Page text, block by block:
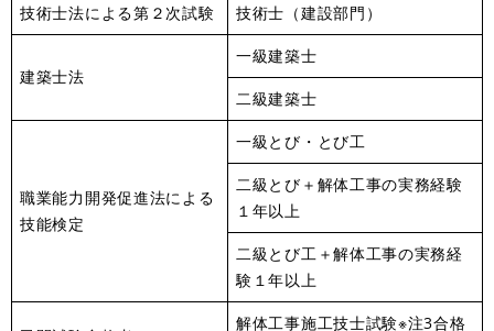
技術士法による第２次試験 技術士（建設部門）
建築士法
一級建築士
二級建築士
職業能力開発促進法による
技能検定
一級とび・とび工
二級とび＋解体工事の実務経験
１年以上
二級とび工＋解体工事の実務経
験１年以上
解体工事施工技士試験※注3合格